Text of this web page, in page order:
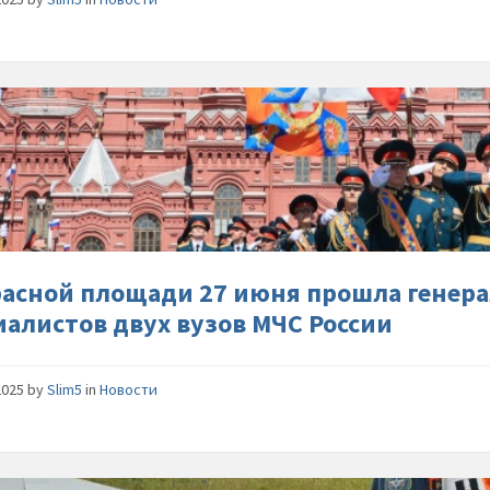
На-
июня-
прошла-
площади 27 июня прошла
двух вузов МЧС России
bySlim5 inНовости